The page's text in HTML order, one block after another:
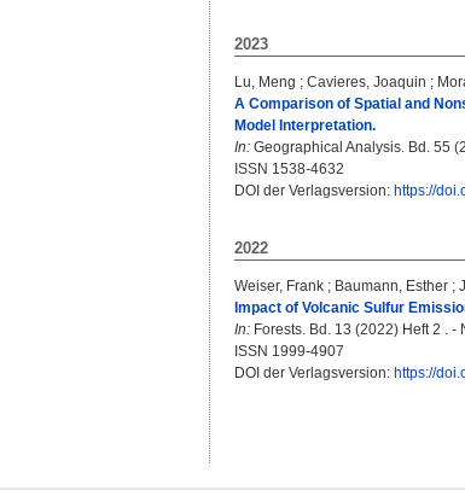
2023
Lu, Meng ; Cavieres, Joaquin ;
A Comparison of Spatial and
Model Interpretation.
In: Geographical Analysis. Bd. 55
ISSN 1538-4632
DOI der Verlagsversion: https://
2022
Weiser, Frank ; Baumann, Esther ;
Impact of Volcanic Sulfur
In: Forests. Bd. 13 (2022) Heft 2 . -
ISSN 1999-4907
DOI der Verlagsversion: https://